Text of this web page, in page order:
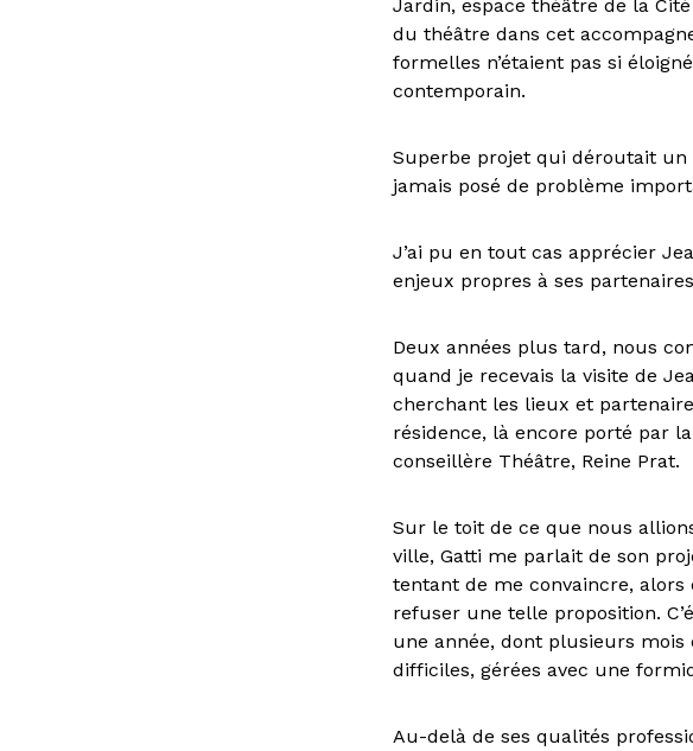
Jardin, espace théâtre de la
du théâtre dans cet
formelles n’étaient pas si
contemporain.
Superbe projet qui déroutait un
jamais posé de problème
J’ai pu en tout cas apprécier
enjeux propres à ses
Deux années plus tard, nous
quand je recevais la visite de
cherchant les lieux et
résidence, là encore porté par
conseillère Théâtre, Reine Prat.
Sur le toit de ce que nous
ville, Gatti me parlait de son
tentant de me convaincre, alors
refuser une telle proposition.
une année, dont plusieurs mois
difficiles, gérées avec une
Au-delà de ses qualités